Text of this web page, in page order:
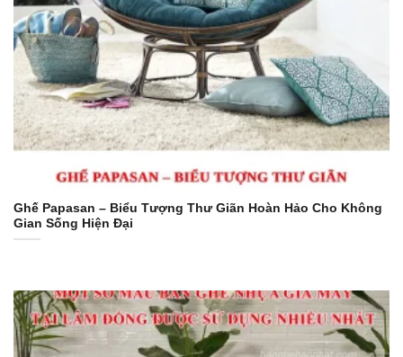
Ghế Papasan – Biểu Tượng Thư Giãn Hoàn Hảo Cho Không
Gian Sống Hiện Đại